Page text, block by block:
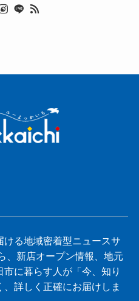
る地域密着型ニュースサ
、新店オープン情報、地元
に暮らす人が「今、知り
詳しく正確にお届けしま